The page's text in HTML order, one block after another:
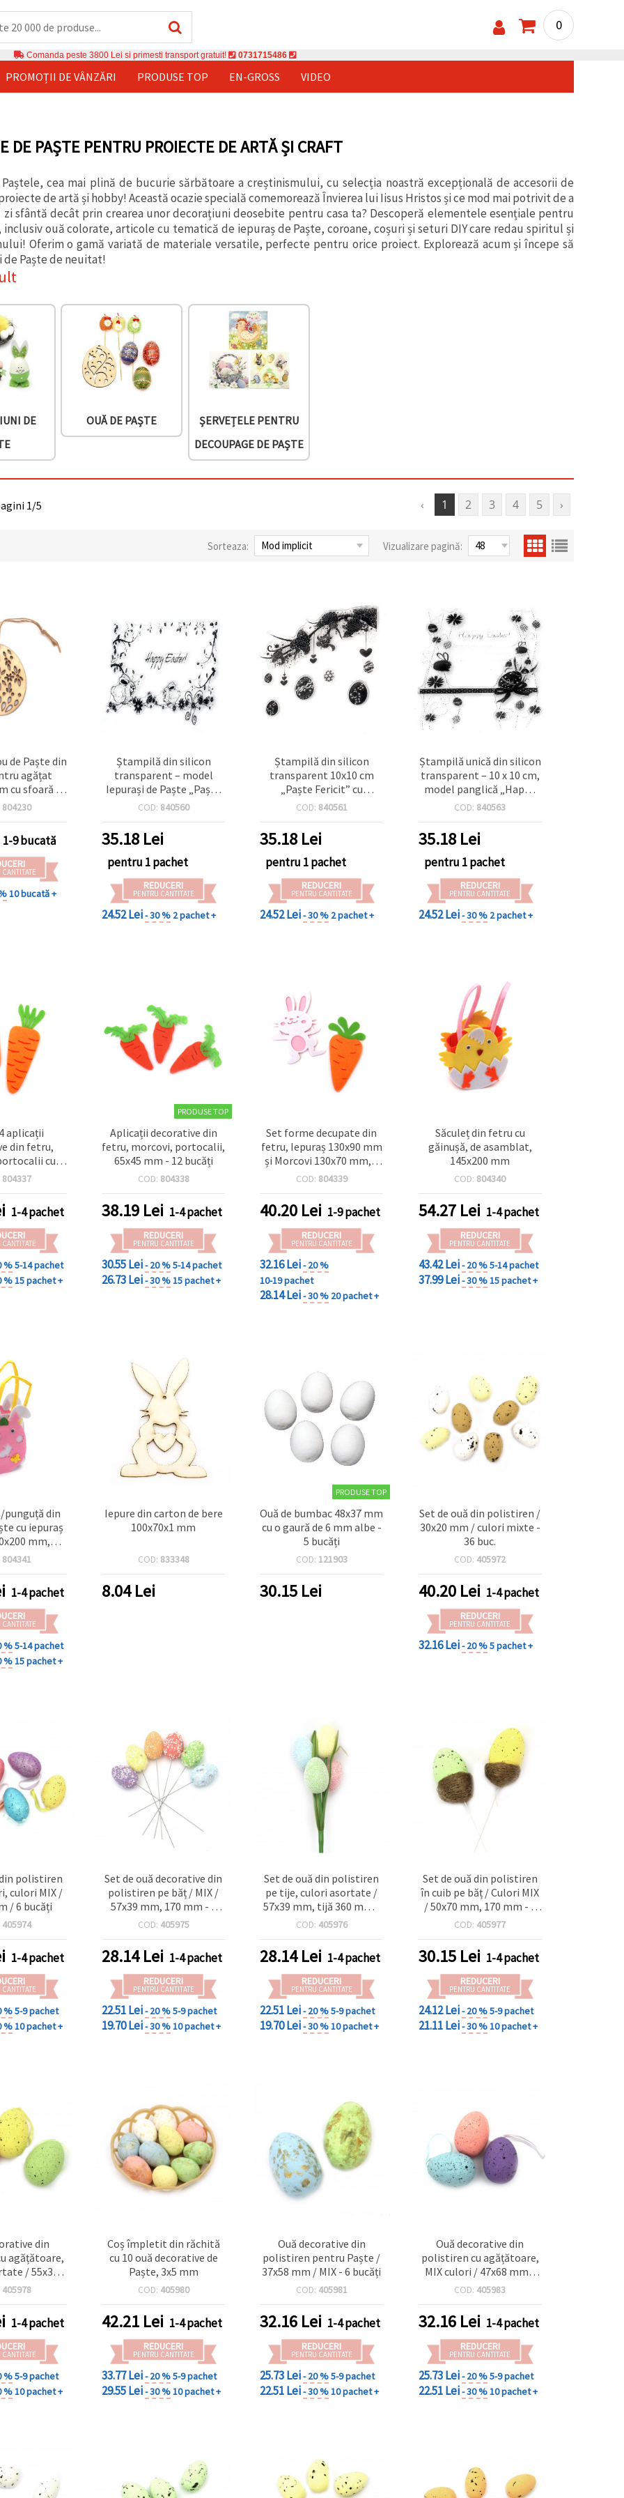
0
Comanda peste 3800 Lei si primesti transport gratuit! 0731715486
PROMOȚII DE VÂNZĂRI PRODUSE TOP EN-GROSS VIDEO
DE PAȘTE PENTRU PROIECTE DE ARTĂ ȘI CRAFT
cea mai plină de bucurie sărbătoare a creștinismului, cu selecția noastră excepțională de accesorii de
de artă și hobby! Această ocazie specială comemorează Învierea lui Iisus Hristos și ce mod mai potrivit de a
zi sfântă decât prin crearea unor decorațiuni deosebite pentru casa ta? Descoperă elementele esențiale pentru
ouă colorate, articole cu tematică de iepuraș de Paște, coroane, coșuri și seturi DIY care redau spiritul și
Oferim o gamă variată de materiale versatile, perfecte pentru orice proiect. Explorează acum și începe să
Paște de neuitat!
DE
OUĂ DE PAȘTE
ȘERVEȚELE PENTRU
DECOUPAGE DE PAȘTE
‹ 1 2 3 4 5 ›
1/5
Sorteaza: Vizualizare pagină:
de Paște din
agățat
cu sfoară –
DIY (blank)
și decor
casă
804230
1-9 bucată
CANTITATE
10 bucată +
Ștampilă din silicon
transparent – model
Iepurași de Paște „Paște
Fericit” – 10x10 cm
COD: 840560
35.18 Lei
pentru 1 pachet
REDUCERI
PENTRU CANTITATE
24.52 Lei- 30 % 2 pachet +
Ștampilă din silicon
transparent 10x10 cm
„Paște Fericit” cu
inimioare
COD: 840561
35.18 Lei
pentru 1 pachet
REDUCERI
PENTRU CANTITATE
24.52 Lei- 30 % 2 pachet +
Ștampilă unică din silicon
transparent – 10 x 10 cm,
model panglică „Happy
Easter”, perfectă pentru
DIY handmade
COD: 840563
35.18Lei
pentru 1 pachet
REDUCERI
PENTRU CANTITATE
24.52 Lei- 30 % 2 pachet +
aplicații
din fetru,
cu
130x45 mm –
DIY
decorațiuni
și Paște
804337
1-4 pachet
CANTITATE
%5-14 pachet
%15 pachet +
PRODUSE TOP
Aplicații decorative din
fetru, morcovi, portocalii,
65x45 mm - 12 bucăți
COD: 804338
38.19 Lei 1-4 pachet
REDUCERI
PENTRU CANTITATE
30.55 Lei- 20 %5-14 pachet
26.73 Lei- 30 %15 pachet +
Set forme decupate din
fetru, Iepuraș 130x90 mm
și Morcovi 130x70 mm, 3
buc., asortate
COD: 804339
40.20 Lei 1-9 pachet
REDUCERI
PENTRU CANTITATE
32.16 Lei- 20 %
10-19 pachet
28.14 Lei- 30 % 20 pachet +
Săculeț din fetru cu
găinușă, de asamblat,
145x200 mm
COD: 804340
54.27Lei 1-4 pachet
REDUCERI
PENTRU CANTITATE
43.42 Lei- 20 %5-14 pachet
37.99 Lei- 30 %15 pachet +
punguță din
cu iepuraș
mm,
mânere
copii și
sărbătoare
804341
1-4 pachet
CANTITATE
%5-14 pachet
%15 pachet +
Iepure din carton de bere
100x70x1 mm
COD: 833348
8.04Lei
PRODUSE TOP
Ouă de bumbac 48x37 mm
cu o gaură de 6 mm albe -
5 bucăți
COD: 121903
30.15 Lei
Set de ouă din polistiren /
30x20 mm / culori mixte -
36 buc.
COD: 405972
40.20Lei 1-4 pachet
REDUCERI
PENTRU CANTITATE
32.16 Lei- 20 %5 pachet +
polistiren
culori MIX /
/ 6 bucăți
405974
1-4 pachet
CANTITATE
%5-9 pachet
%10 pachet +
Set de ouă decorative din
polistiren pe băț / MIX /
57x39 mm, 170 mm - 6
bucăți
COD: 405975
28.14Lei 1-4 pachet
REDUCERI
PENTRU CANTITATE
22.51 Lei- 20 %5-9 pachet
19.70 Lei- 30 %10 pachet +
Set de ouă din polistiren
pe tije, culori asortate /
57x39 mm, tijă 360 mm -
4 buc.
COD: 405976
28.14Lei 1-4 pachet
REDUCERI
PENTRU CANTITATE
22.51 Lei- 20 %5-9 pachet
19.70 Lei- 30 %10 pachet +
Set de ouă din polistiren
în cuib pe băț / Culori MIX
/ 50x70 mm, 170 mm - 2
bucăți
COD: 405977
30.15Lei 1-4 pachet
REDUCERI
PENTRU CANTITATE
24.12 Lei- 20 %5-9 pachet
21.11 Lei- 30 %10 pachet +
din
agățătoare,
/ 55x37
6 buc.
405978
1-4 pachet
CANTITATE
%5-9 pachet
%10 pachet +
Coș împletit din răchită
cu 10 ouă decorative de
Paște, 3x5 mm
COD: 405980
42.21 Lei 1-4 pachet
REDUCERI
PENTRU CANTITATE
33.77 Lei- 20 %5-9 pachet
29.55 Lei- 30 %10 pachet +
Ouă decorative din
polistiren pentru Paște /
37x58 mm / MIX - 6 bucăți
COD: 405981
32.16 Lei 1-4 pachet
REDUCERI
PENTRU CANTITATE
25.73 Lei- 20 %5-9 pachet
22.51 Lei- 30 %10 pachet +
Ouă decorative din
polistiren cu agățătoare,
MIX culori / 47x68 mm /
Set de 6 bucăți
COD: 405983
32.16Lei 1-4 pachet
REDUCERI
PENTRU CANTITATE
25.73 Lei- 20 %5-9 pachet
22.51 Lei- 30 %10 pachet +